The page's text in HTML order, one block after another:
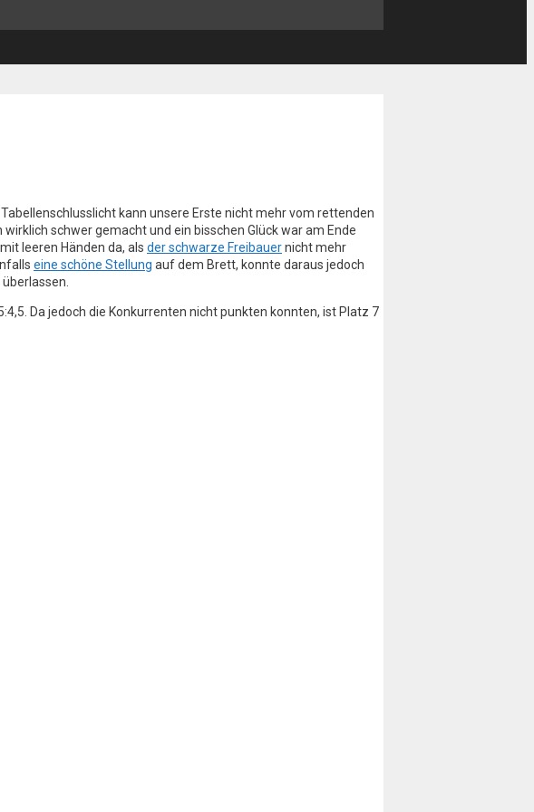
kann unsere Erste nicht mehr vom rettenden
schwer gemacht und ein bisschen Glück war am Ende
leeren Händen da, als der schwarze Freibauernicht mehr
eine schöne Stellung auf dem Brett, konnte daraus jedoch
Da jedoch die Konkurrenten nicht punkten konnten, ist Platz 7